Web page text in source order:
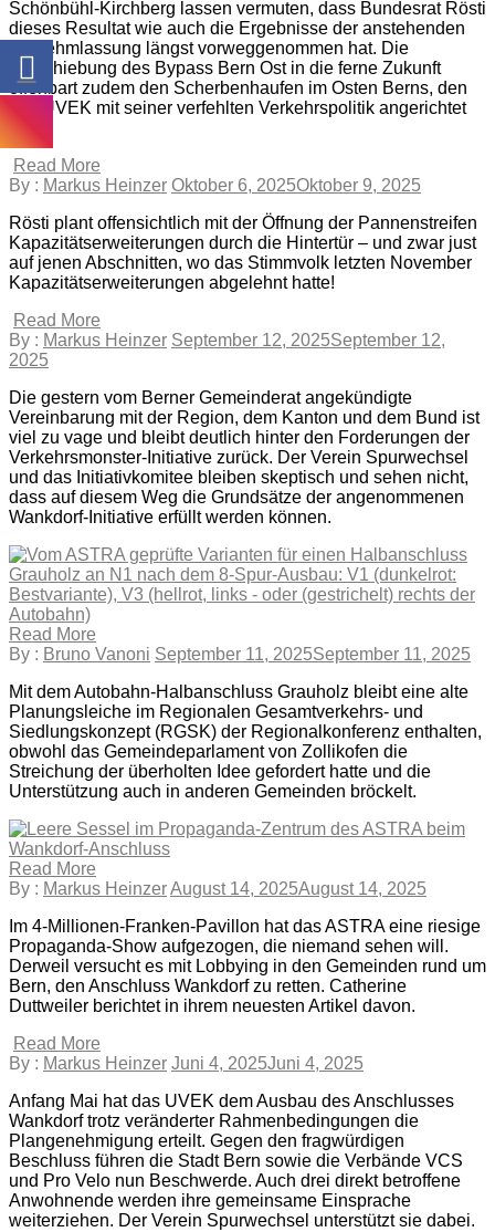
Schönbühl-Kirchberg lassen vermuten, dass Bundesrat Rösti
dieses Resultat wie auch die Ergebnisse der anstehenden
Vernehmlassung längst vorweggenommen hat. Die
Verschiebung des Bypass Bern Ost in die ferne Zukunft
offenbart zudem den Scherbenhaufen im Osten Berns, den
das UVEK mit seiner verfehlten Verkehrspolitik angerichtet
hat.
Read More
By : Markus Heinzer Oktober 6, 2025Oktober 9, 2025
Rösti plant offensichtlich mit der Öffnung der Pannenstreifen
Kapazitätserweiterungen durch die Hintertür – und zwar just
auf jenen Abschnitten, wo das Stimmvolk letzten November
Kapazitätserweiterungen abgelehnt hatte!
Read More
By : Markus Heinzer September 12, 2025September 12,
2025
Die gestern vom Berner Gemeinderat angekündigte
Vereinbarung mit der Region, dem Kanton und dem Bund ist
viel zu vage und bleibt deutlich hinter den Forderungen der
Verkehrsmonster-Initiative zurück. Der Verein Spurwechsel
und das Initiativkomitee bleiben skeptisch und sehen nicht,
dass auf diesem Weg die Grundsätze der angenommenen
Wankdorf-Initiative erfüllt werden können.
Read More
By : Bruno Vanoni September 11, 2025September 11, 2025
Mit dem Autobahn-Halbanschluss Grauholz bleibt eine alte
Planungsleiche im Regionalen Gesamtverkehrs- und
Siedlungskonzept (RGSK) der Regionalkonferenz enthalten,
obwohl das Gemeindeparlament von Zollikofen die
Streichung der überholten Idee gefordert hatte und die
Unterstützung auch in anderen Gemeinden bröckelt.
Read More
By : Markus HeinzerAugust 14, 2025August 14, 2025
Im 4-Millionen-Franken-Pavillon hat das ASTRA eine riesige
Propaganda-Show aufgezogen, die niemand sehen will.
Derweil versucht es mit Lobbying in den Gemeinden rund um
Bern, den Anschluss Wankdorf zu retten. Catherine
Duttweiler berichtet in ihrem neuesten Artikel davon.
Read More
By : Markus Heinzer Juni 4, 2025Juni 4, 2025
Anfang Mai hat das UVEK dem Ausbau des Anschlusses
Wankdorf trotz veränderter Rahmenbedingungen die
Plangenehmigung erteilt. Gegen den fragwürdigen
Beschluss führen die Stadt Bern sowie die Verbände VCS
und Pro Velo nun Beschwerde. Auch drei direkt betroffene
Anwohnende werden ihre gemeinsame Einsprache
weiterziehen. Der Verein Spurwechsel unterstützt sie dabei.